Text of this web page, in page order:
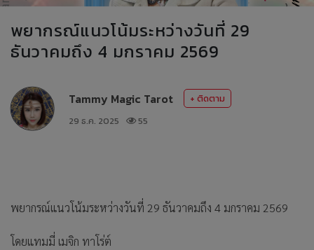
พยากรณ์แนวโน้มระหว่างวันที่ 29
ธันวาคมถึง 4 มกราคม 2569
Tammy Magic Tarot
+ ติดตาม
29 ธ.ค. 2025
55
พยากรณ์แนวโน้มระหว่างวันที่ 29 ธันวาคมถึง 4 มกราคม 2569
โดยแทมมี่ เมจิก ทาโร่ต์